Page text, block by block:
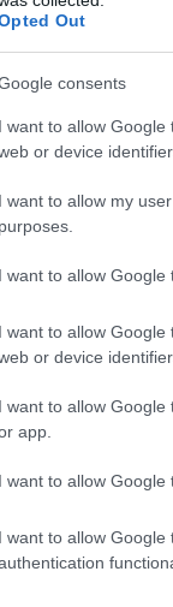
Out
consents
I want to allow
or device
I want to allow my
purposes.
I want to allow Google
I want to allow
or device
I want to allow
app.
I want to allow Google
I want to allow
Tetszik 0
csevej batthyány
Ajánlott
értelmében
nem vállal,